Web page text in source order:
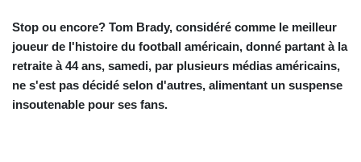
Stop ou encore? Tom Brady, considéré comme le meilleur
joueur de l'histoire du football américain, donné partant à la
retraite à 44 ans, samedi, par plusieurs médias américains,
ne s'est pas décidé selon d'autres, alimentant un suspense
insoutenable pour ses fans.